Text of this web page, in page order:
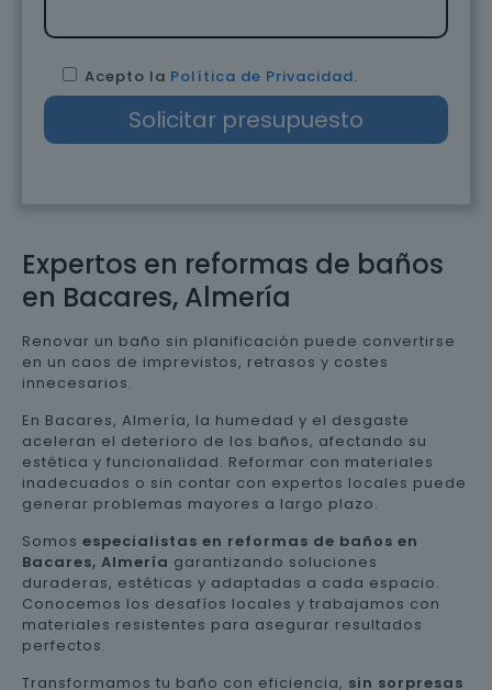
Expertos en reformas de baños
en Bacares, Almería
Renovar un baño sin planificación puede convertirse
en un caos de imprevistos, retrasos y costes
innecesarios.
En Bacares, Almería, la humedad y el desgaste
aceleran el deterioro de los baños, afectando su
estética y funcionalidad. Reformar con materiales
inadecuados o sin contar con expertos locales puede
generar problemas mayores a largo plazo.
Somos especialistas en reformas de baños en
Bacares, Almería garantizando soluciones
duraderas, estéticas y adaptadas a cada espacio.
Conocemos los desafíos locales y trabajamos con
materiales resistentes para asegurar resultados
perfectos.
Transformamos tu baño con eficiencia, sin sorpresas
Acepto la Política de Privacidad.